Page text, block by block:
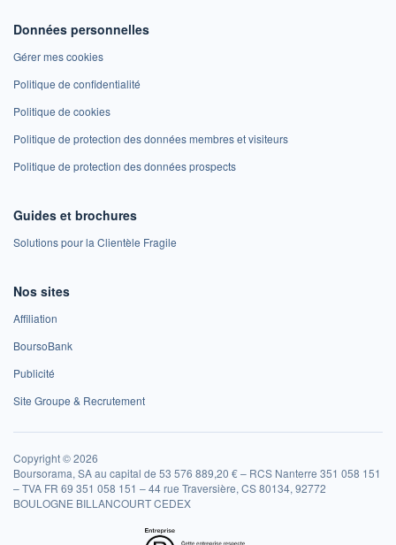
Données personnelles
Gérer mes cookies
Politique de confidentialité
Politique de cookies
Politique de protection des données membres et visiteurs
Politique de protection des données prospects
Guides et brochures
Solutions pour la Clientèle Fragile
Nos sites
Affiliation
BoursoBank
Publicité
Site Groupe & Recrutement
Copyright © 2026
Boursorama, SA au capital de 53 576 889,20 € – RCS Nanterre 351 058 151
– TVA FR 69 351 058 151 – 44 rue Traversière, CS 80134, 92772
BOULOGNE BILLANCOURT CEDEX